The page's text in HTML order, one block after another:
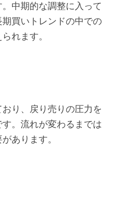
中期的な調整に入って
買いトレンドの中での
れます。
り、戻り売りの圧力を
。流れが変わるまでは
あります。